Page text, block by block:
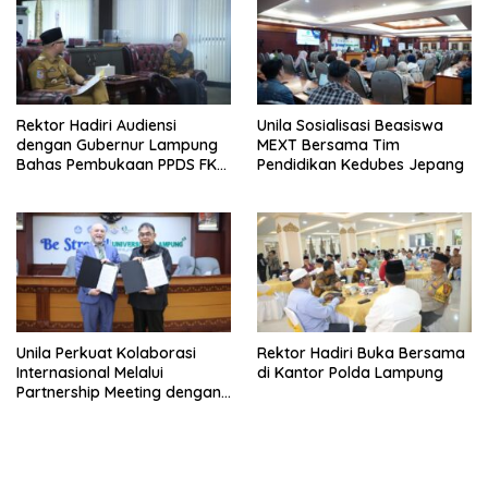
Rektor Hadiri Audiensi
dengan Gubernur Lampung
Bahas Pembukaan PPDS FK
Unila Sosialisasi Beasiswa
MEXT Bersama Tim
Pendidikan Kedubes Jepang
Unila Perkuat Kolaborasi
Internasional Melalui
Partnership Meeting dengan
Rektor Hadiri Buka Bersama
di Kantor Polda Lampung